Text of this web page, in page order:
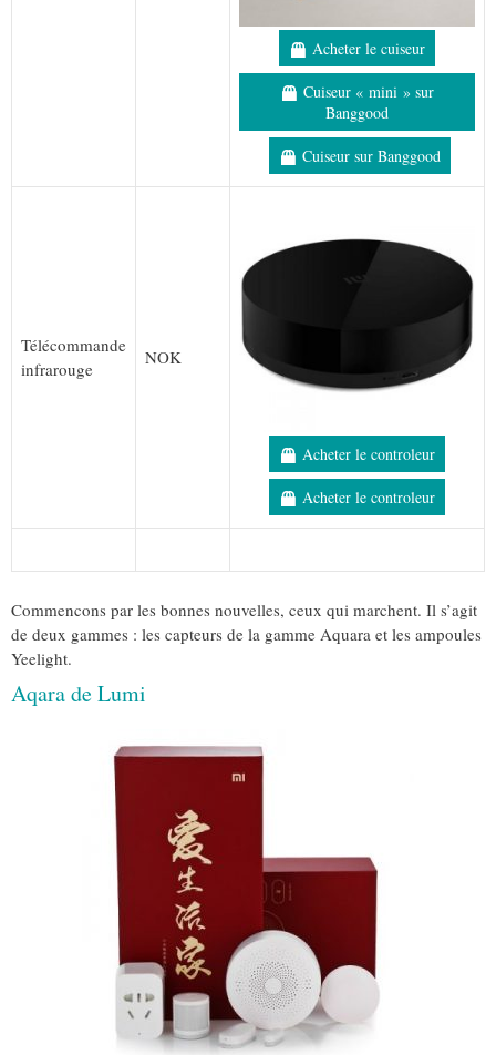
Acheter le cuiseur
Cuiseur « mini » sur
Banggood
Cuiseur sur Banggood
Télécommande
infrarouge
NOK
Acheter le controleur
Acheter le controleur
Commencons par les bonnes nouvelles, ceux qui marchent. Il s’agit
de deux gammes : les capteurs de la gamme Aquara et les ampoules
Yeelight.
Aqara de Lumi